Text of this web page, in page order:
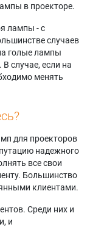
в проекторе.
лампы - с
случаев
голые лампы
случае, если на
менять
для проекторов
надежного
все свои
Большинство
клиентами.
Среди них и
и